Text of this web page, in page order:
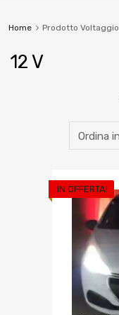
Home Prodotto Voltaggio
12 V
IN OFFERTA!